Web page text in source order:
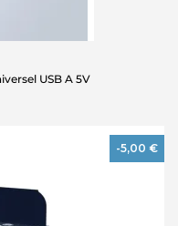
USB A 5V
-5,00 €